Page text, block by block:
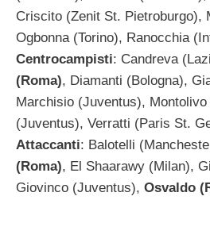
Criscito (Zenit St. Pietroburgo),
Ogbonna (Torino), Ranocchia
Centrocampisti: Candreva
(Roma), Diamanti (Bologna),
Marchisio (Juventus),
(Juventus), Verratti (Paris St.
Attaccanti: Balotelli
(Roma), El Shaarawy (Milan),
Giovinco (Juventus), Osvaldo